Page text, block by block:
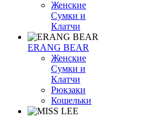
Женские
Сумки и
Клатчи
ERANG BEAR
Женские
Сумки и
Клатчи
Рюкзаки
Кошельки